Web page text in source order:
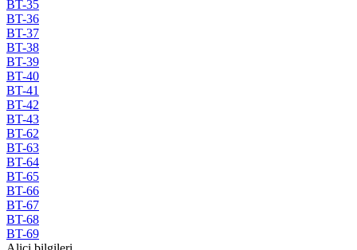
BT-35
BT-36
BT-37
BT-38
BT-39
BT-40
BT-41
BT-42
BT-43
BT-62
BT-63
BT-64
BT-65
BT-66
BT-67
BT-68
BT-69